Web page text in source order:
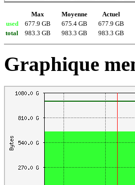
Max Moyenne
Actuel
used
677.9 GB 675.4 GB
677.9 GB
total
983.3 GB 983.3 GB 983.3 GB
Graphique